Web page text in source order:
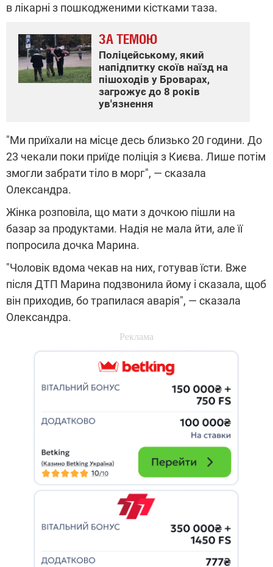
в лікарні з пошкодженими кістками таза.
ЗА ТЕМОЮ
Поліцейському, який
напідпитку скоїв наїзд на
пішоходів у Броварах,
загрожує до 8 років
ув'язнення
"Ми приїхали на місце десь близько 20 години. До
23 чекали поки приїде поліція з Києва. Лише потім
змогли забрати тіло в морг", — сказала
Олександра.
Жінка розповіла, що мати з дочкою пішли на
базар за продуктами. Надія не мала йти, але її
попросила дочка Марина.
"Чоловік вдома чекав на них, готував їсти. Вже
після ДТП Марина подзвонила йому і сказала, щоб
він приходив, бо трапилася аварія", — сказала
Олександра.